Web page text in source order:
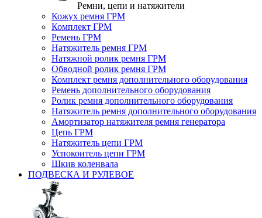
Ремни, цепи и натяжители
Кожух ремня ГРМ
Комплект ГРМ
Ремень ГРМ
Натяжитель ремня ГРМ
Натяжной ролик ремня ГРМ
Обводной ролик ремня ГРМ
Комплект ремня дополнительного оборудования
Ремень дополнительного оборудования
Ролик ремня дополнительного оборудования
Натяжитель ремня дополнительного оборудования
Амортизатор натяжителя ремня генератора
Цепь ГРМ
Натяжитель цепи ГРМ
Успокоитель цепи ГРМ
Шкив коленвала
ПОДВЕСКА И РУЛЕВОЕ